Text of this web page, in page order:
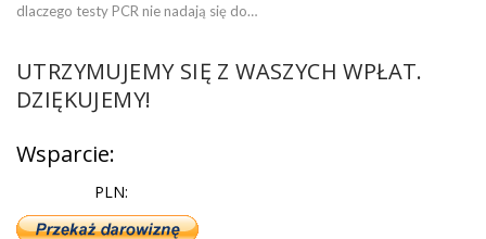
dlaczego testy PCR nie nadają się do…
UTRZYMUJEMY SIĘ Z WASZYCH WPŁAT.
DZIĘKUJEMY!
Wsparcie:
PLN: